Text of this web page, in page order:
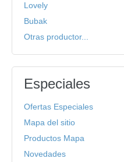
Lovely
Bubak
Otras productor...
Especiales
Ofertas Especiales
Mapa del sitio
Productos Mapa
Novedades